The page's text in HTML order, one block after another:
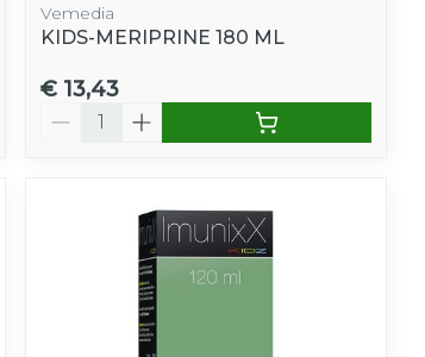
Vemedia
KIDS-MERIPRINE 180 ML
€ 13,43
Aantal